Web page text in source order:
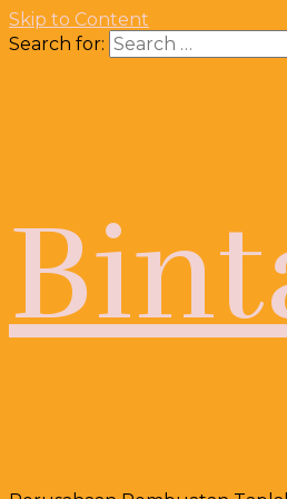
Skip to Content
Search for: